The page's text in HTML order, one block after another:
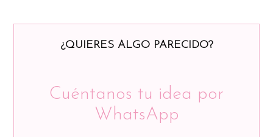
¿QUIERES ALGO PARECIDO?
Cuéntanos tu idea por
WhatsApp